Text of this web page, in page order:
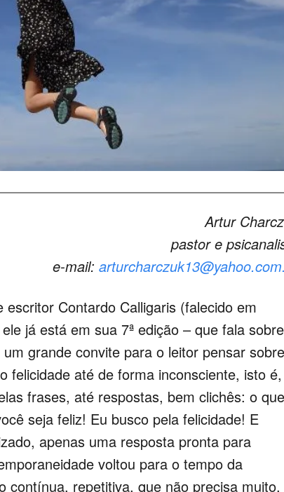
Artur
pastor e
e-mail:
Contardo Calligaris (falecido em
já está em sua 7ª edição – que fala
grande convite para o leitor pensar sobre
felicidade até de forma inconsciente, isto é,
frases, até respostas, bem clichês: o que
seja feliz! Eu busco pela felicidade! E
apenas uma resposta pronta para
voltou para o tempo da
contínua, repetitiva, que não precisa muito,